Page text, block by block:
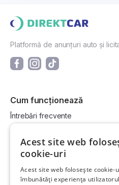
Platformă de anunțuri auto și
Cum funcționează
Întrebări frecvente
Cum vând la licitație?
Link-uri utile
Acest site web
cookie-uri
Acest site web folosește cookie-
îmbunătăți experiența